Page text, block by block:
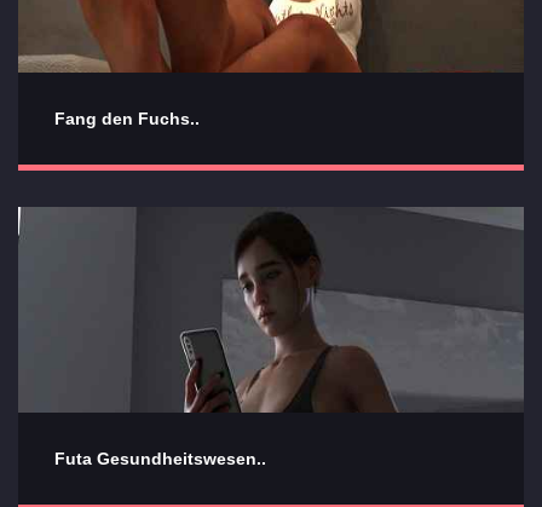
Fang den Fuchs..
Futa Gesundheitswesen..